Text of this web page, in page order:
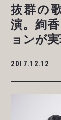
抜群の
演。絢
ョンが実
2017.12.12